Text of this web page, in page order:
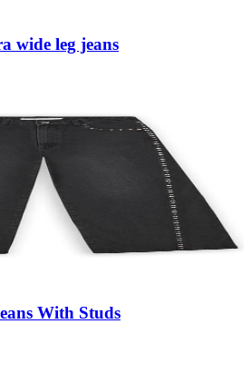
wide leg jeans
With Studs